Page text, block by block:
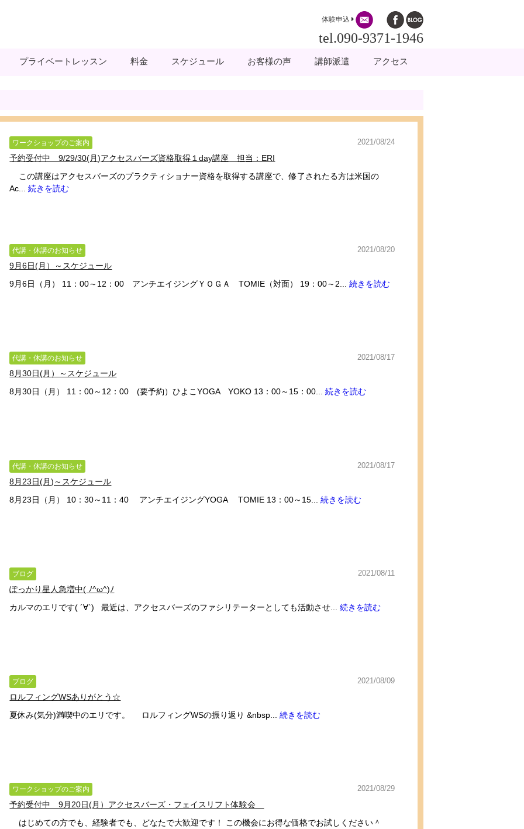
体験申込
tel.090-9371-1946
プライベートレッスン 料金 スケジュール お客様の声 講師派遣 アクセス
ワークショップのご案内 2021/08/24
予約受付中 9/29/30(月)アクセスバーズ資格取得１day講座 担当：ERI
この講座はアクセスバーズのプラクティショナー資格を取得する講座で、修了されたる方は米国の
Ac...続きを読む
代講・休講のお知らせ 2021/08/20
9月6日(月）～スケジュール
9月6日（月） 11：00～12：00 アンチエイジングＹＯＧＡ TOMIE（対面） 19：00～2...続きを読む
代講・休講のお知らせ 2021/08/17
8月30日(月）～スケジュール
8月30日（月） 11：00～12：00 (要予約）ひよこYOGA YOKO 13：00～15：00...続きを読む
代講・休講のお知らせ 2021/08/17
8月23日(月)～スケジュール
8月23日（月） 10：30～11：40 アンチエイジングYOGA TOMIE 13：00～15...続きを読む
ブログ 2021/08/11
ぽっかり星人急増中( ﾉ^ω^)ﾉ
カルマのエリです( ´∀`) 最近は、アクセスバーズのファシリテーターとしても活動させ...続きを読む
ブログ 2021/08/09
ロルフィングWSありがとう☆
夏休み(気分)満喫中のエリです。 ロルフィングWSの振り返り &nbsp...続きを読む
ワークショップのご案内 2021/08/29
予約受付中 9月20日(月）アクセスバーズ・フェイスリフト体験会
はじめての方でも、経験者でも、どなたで大歓迎です！ この機会にお得な価格でお試しください＾